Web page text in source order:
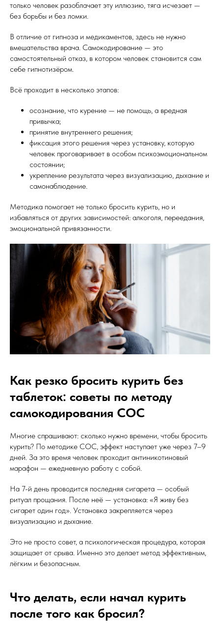
только человек разоблачает эту иллюзию, тяга исчезает —
без борьбы и без ломки.
В отличие от гипноза и медикаментов, здесь не нужно
вмешательства врача. Самокодирование — это
самостоятельный отказ, в котором человек становится сам
себе гипнотизёром.
Всё проходит в несколько этапов:
осознание, что курение — не помощь, а вредная
привычка;
принятие внутреннего решения;
фиксация этого решения через установку, которую
человек проговаривает в особом психоэмоциональном
состоянии;
укрепление результата через визуализацию, дыхание и
самонаблюдение.
Методика помогает не только бросить курить, но и
избавляться от других зависимостей: алкоголя, переедания,
эмоциональной привязанности.
Как резко бросить курить без
таблеток: советы по методу
самокодирования СОС
Многие спрашивают: сколько нужно времени, чтобы бросить
курить? По методике СОС, эффект наступает уже через 7–9
дней. За это время человек проходит антиникотиновый
марафон — ежедневную работу с собой.
На 7-й день проводится последняя сигарета — особый
ритуал прощания. После неё — установка: «Я живу без
сигарет один год». Установка закрепляется через
визуализацию и дыхание.
Это не просто совет, а психологическая процедура, которая
защищает от срыва. Именно это делает метод эффективным,
лёгким и безопасным.
Что делать, если начал курить
после того как бросил?